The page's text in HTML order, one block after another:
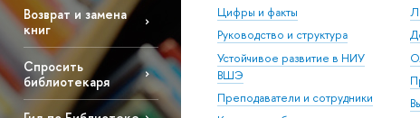
Возврат и замена
книг
Спросить
библиотекаря
Цифры и факты
Руководство и структура
Устойчивое развитие в НИУ
ВШЭ
Преподаватели и сотрудники